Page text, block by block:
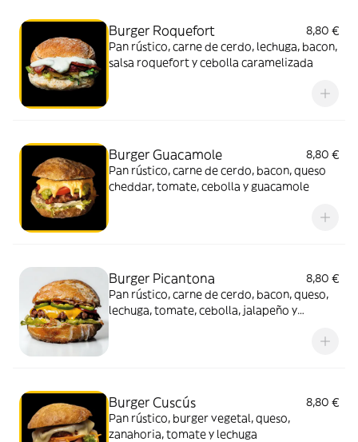
Burger Roquefort
8,80 €
Pan rústico, carne de cerdo, lechuga, bacon,
salsa roquefort y cebolla caramelizada
Burger Guacamole
8,80 €
Pan rústico, carne de cerdo, bacon, queso
cheddar, tomate, cebolla y guacamole
Burger Picantona
8,80 €
Pan rústico, carne de cerdo, bacon, queso,
lechuga, tomate, cebolla, jalapeño y
Burger Cuscús
8,80 €
Pan rústico, burger vegetal, queso,
zanahoria, tomate y lechuga